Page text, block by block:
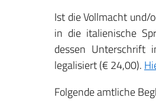
Ist die Vollmacht und/
in die italienische
dessen Unterschrift
legalisiert (€ 24,00).
Folgende amtliche